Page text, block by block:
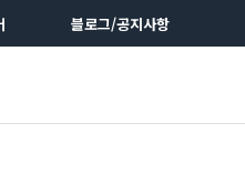
블로그/공지사항